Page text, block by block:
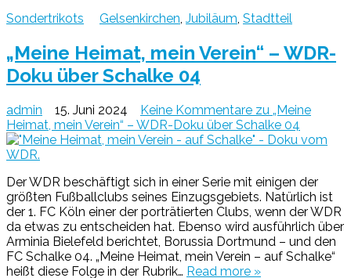
Sondertrikots
Gelsenkirchen, Jubiläum, Stadtteil
„Meine Heimat, mein Verein“ – WDR-
Doku über Schalke 04
admin 15. Juni 2024 Keine Kommentare zu „Meine
Heimat, mein Verein“ – WDR-Doku über Schalke 04
Der WDR beschäftigt sich in einer Serie mit einigen der
größten Fußballclubs seines Einzugsgebiets. Natürlich ist
der 1. FC Köln einer der porträtierten Clubs, wenn der WDR
da etwas zu entscheiden hat. Ebenso wird ausführlich über
Arminia Bielefeld berichtet, Borussia Dortmund – und den
FC Schalke 04. „Meine Heimat, mein Verein – auf Schalke“
heißt diese Folge in der Rubrik… Read more »